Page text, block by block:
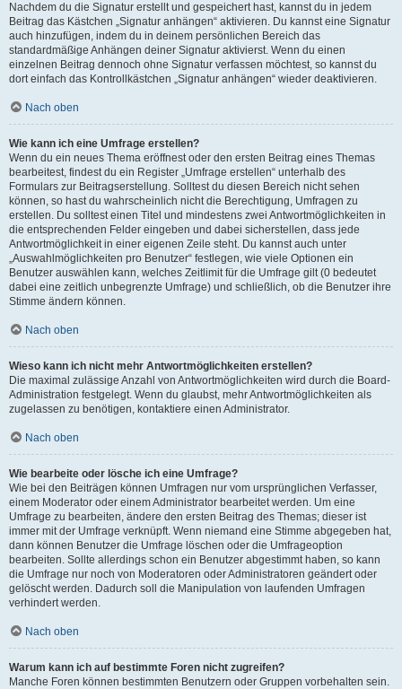
Nachdem du die Signatur erstellt und gespeichert hast, kannst du in jedem
Beitrag das Kästchen „Signatur anhängen“ aktivieren. Du kannst eine Signatur
auch hinzufügen, indem du in deinem persönlichen Bereich das
standardmäßige Anhängen deiner Signatur aktivierst. Wenn du einen
einzelnen Beitrag dennoch ohne Signatur verfassen möchtest, so kannst du
dort einfach das Kontrollkästchen „Signatur anhängen“ wieder deaktivieren.
Nach oben
Wie kann ich eine Umfrage erstellen?
Wenn du ein neues Thema eröffnest oder den ersten Beitrag eines Themas
bearbeitest, findest du ein Register „Umfrage erstellen“ unterhalb des
Formulars zur Beitragserstellung. Solltest du diesen Bereich nicht sehen
können, so hast du wahrscheinlich nicht die Berechtigung, Umfragen zu
erstellen. Du solltest einen Titel und mindestens zwei Antwortmöglichkeiten in
die entsprechenden Felder eingeben und dabei sicherstellen, dass jede
Antwortmöglichkeit in einer eigenen Zeile steht. Du kannst auch unter
„Auswahlmöglichkeiten pro Benutzer“ festlegen, wie viele Optionen ein
Benutzer auswählen kann, welches Zeitlimit für die Umfrage gilt (0 bedeutet
dabei eine zeitlich unbegrenzte Umfrage) und schließlich, ob die Benutzer ihre
Stimme ändern können.
Nach oben
Wieso kann ich nicht mehr Antwortmöglichkeiten erstellen?
Die maximal zulässige Anzahl von Antwortmöglichkeiten wird durch die Board-
Administration festgelegt. Wenn du glaubst, mehr Antwortmöglichkeiten als
zugelassen zu benötigen, kontaktiere einen Administrator.
Nach oben
Wie bearbeite oder lösche ich eine Umfrage?
Wie bei den Beiträgen können Umfragen nur vom ursprünglichen Verfasser,
einem Moderator oder einem Administrator bearbeitet werden. Um eine
Umfrage zu bearbeiten, ändere den ersten Beitrag des Themas; dieser ist
immer mit der Umfrage verknüpft. Wenn niemand eine Stimme abgegeben hat,
dann können Benutzer die Umfrage löschen oder die Umfrageoption
bearbeiten. Sollte allerdings schon ein Benutzer abgestimmt haben, so kann
die Umfrage nur noch von Moderatoren oder Administratoren geändert oder
gelöscht werden. Dadurch soll die Manipulation von laufenden Umfragen
verhindert werden.
Nach oben
Warum kann ich auf bestimmte Foren nicht zugreifen?
Manche Foren können bestimmten Benutzern oder Gruppen vorbehalten sein.